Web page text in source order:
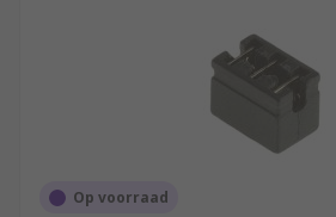
Op voorraad